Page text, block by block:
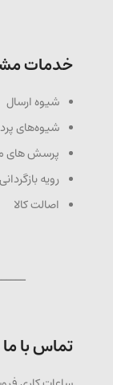
خدمات
شیوه ارسال
شیوه‌های
پرسش های
رویه
اصالت کالا
تماس با ما